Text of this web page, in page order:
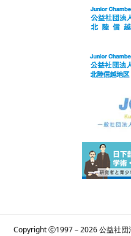
Copyright ⓒ1997 – 2026 公益社団